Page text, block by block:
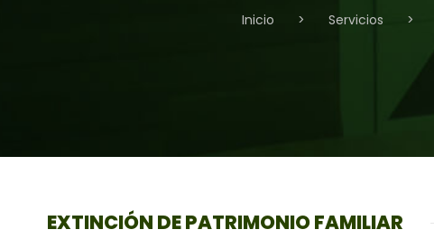
Inicio > Servicios >
EXTINCIÓN DE PATRIMONIO FAMILIAR